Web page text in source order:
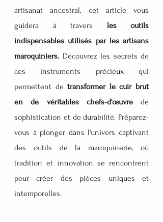
artisanat ancestral, cet article vous
guidera à travers les outils
indispensables utilisés par les artisans
maroquiniers. Découvrez les secrets de
ces instruments précieux qui
permettent de transformer le cuir brut
en de véritables chefs-d'œuvre de
sophistication et de durabilité. Préparez-
vous à plonger dans l'univers captivant
des outils de la maroquinerie, où
tradition et innovation se rencontrent
pour créer des pièces uniques et
intemporelles.